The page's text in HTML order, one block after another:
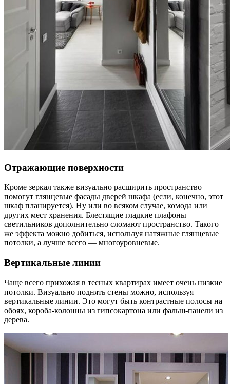
Отражающие поверхности
Кроме зеркал также визуально расширить пространство
помогут глянцевые фасады дверей шкафа (если, конечно, этот
шкаф планируется). Ну или во всяком случае, комода или
других мест хранения. Блестящие гладкие плафоны
светильников дополнительно сломают пространство. Такого
же эффекта можно добиться, используя натяжные глянцевые
потолки, а лучше всего — многоуровневые.
Вертикальные линии
Чаще всего прихожая в тесных квартирах имеет очень низкие
потолки. Визуально поднять стены можно, используя
вертикальные линии. Это могут быть контрастные полосы на
обоях, короба-колонны из гипсокартона или фальш-панели из
дерева.